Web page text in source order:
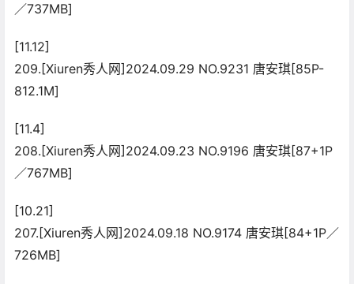
／737MB]
[11.12]
209.[Xiuren秀人网]2024.09.29 NO.9231 唐安琪[85P-
812.1M]
[11.4]
208.[Xiuren秀人网]2024.09.23 NO.9196 唐安琪[87+1P
／767MB]
[10.21]
207.[Xiuren秀人网]2024.09.18 NO.9174 唐安琪[84+1P／
726MB]